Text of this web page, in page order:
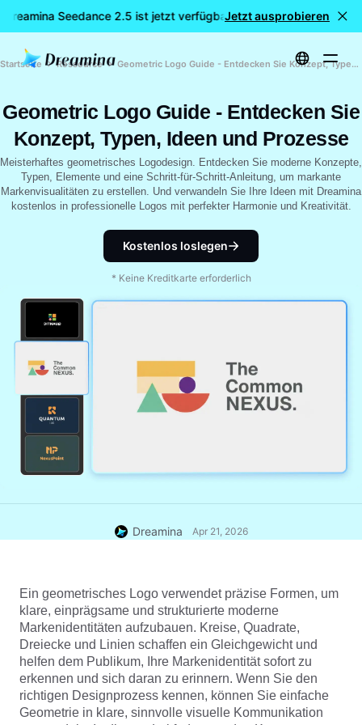
Dreamina Seedance 2.5 ist jetzt verfügbar 🎉 Neues Modell
Jetzt ausprobieren
Startseite Ressource Geometric Logo Guide - Entdecken Sie Konzept, Typen, Ideen und Prozesse
Geometric Logo Guide - Entdecken Sie
Konzept, Typen, Ideen und Prozesse
Meisterhaftes geometrisches Logodesign. Entdecken Sie moderne Konzepte,
Typen, Elemente und eine Schritt-für-Schritt-Anleitung, um markante
Markenvisualitäten zu erstellen. Und verwandeln Sie Ihre Ideen mit Dreamina
kostenlos in professionelle Logos mit perfekter Harmonie und Kreativität.
Kostenlos loslegen
* Keine Kreditkarte erforderlich
Dreamina Apr 21, 2026
Ein geometrisches Logo verwendet präzise Formen, um
klare, einprägsame und strukturierte moderne
Markenidentitäten aufzubauen. Kreise, Quadrate,
Dreiecke und Linien schaffen ein Gleichgewicht und
helfen dem Publikum, Ihre Markenidentität sofort zu
erkennen und sich daran zu erinnern. Wenn Sie den
richtigen Designprozess kennen, können Sie einfache
Geometrie in klare, sinnvolle visuelle Kommunikation